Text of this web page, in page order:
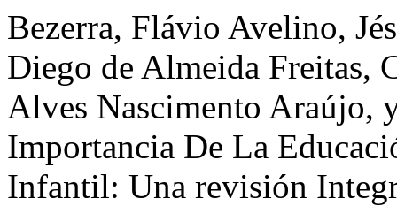
Bezerra, Flávio Avelino,
Diego de Almeida Freitas,
Alves Nascimento Araújo,
Importancia De La
Infantil: Una revisión